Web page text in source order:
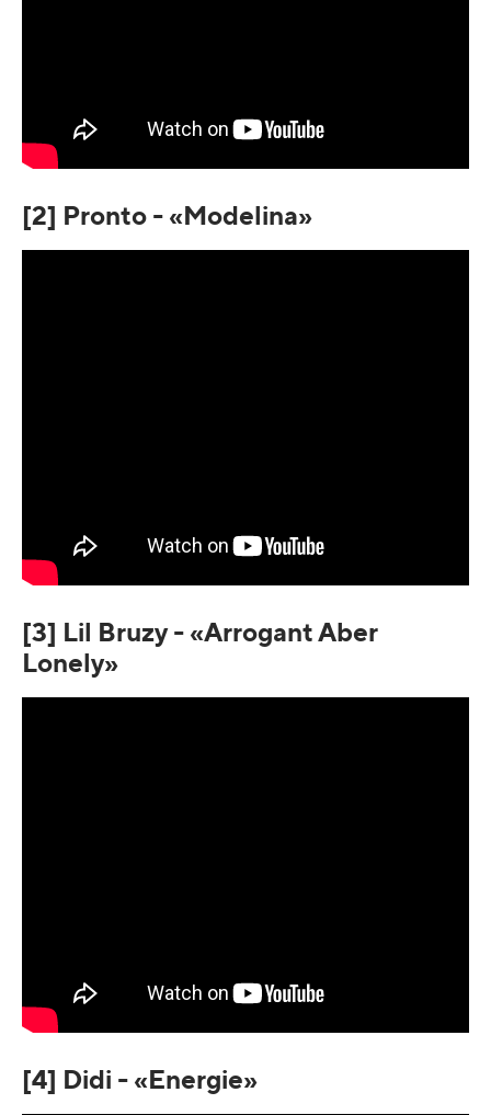
[2] Pronto - «Modelina»
[3] Lil Bruzy - «Arrogant Aber
Lonely»
[4] Didi - «Energie»